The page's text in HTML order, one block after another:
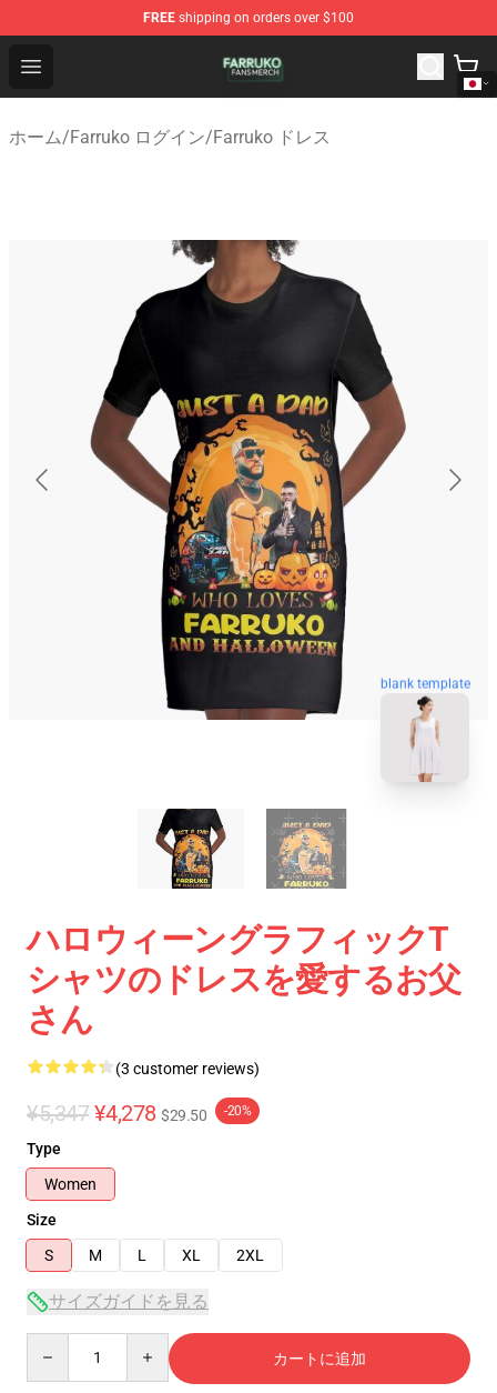
FREE shipping on orders over $100
Open menu
Farruko Shop - Official Farruko Merchandise Store
ホーム/Farruko ログイン/Farruko ドレス
blank template
ハロウィーングラフィックT
シャツのドレスを愛するお父
さん
(3 customer reviews)
¥5,347 ¥4,278 $29.50 -20%
Type
Women
Size
S
M L XL 2XL
サイズガイドを見る
カートに追加